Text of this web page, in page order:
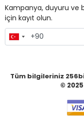
Kampanya, duyuru ve
için kayıt olun.
Tüm bilgileriniz
© 2025